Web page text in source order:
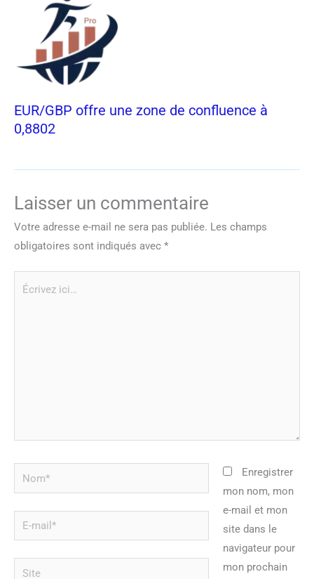
EUR/GBP offre une zone de confluence à
0,8802
Laisser un commentaire
Votre adresse e-mail ne sera pas publiée. Les champs
obligatoires sont indiqués avec *
Nom*
mail*
Site
Enregistrer
mon nom, mon
e-mail et mon
site dans le
navigateur pour
mon prochain